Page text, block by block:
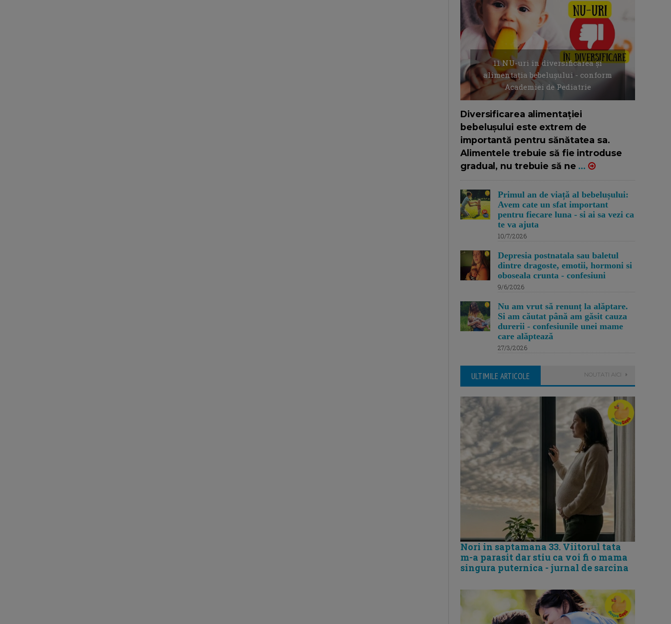
11 NU-uri in diversificarea și
alimentația bebelușului - conform
Academiei de Pediatrie
Diversificarea alimentației
bebelușului este extrem de
importantă pentru sănătatea sa.
Alimentele trebuie să fie introduse
gradual, nu trebuie să ne ...
Primul an de viață al bebelușului:
Avem cate un sfat important
pentru fiecare luna - si ai sa vezi ca
te va ajuta
10/7/2026
Depresia postnatala sau baletul
dintre dragoste, emotii, hormoni si
oboseala crunta - confesiuni
9/6/2026
Nu am vrut să renunț la alăptare.
Si am căutat până am găsit cauza
durerii - confesiunile unei mame
care alăptează
27/3/2026
ULTIMILE ARTICOLE NOUTATI AICI
Nori in saptamana 33. Viitorul tata
m-a parasit dar stiu ca voi fi o mama
singura puternica - jurnal de sarcina